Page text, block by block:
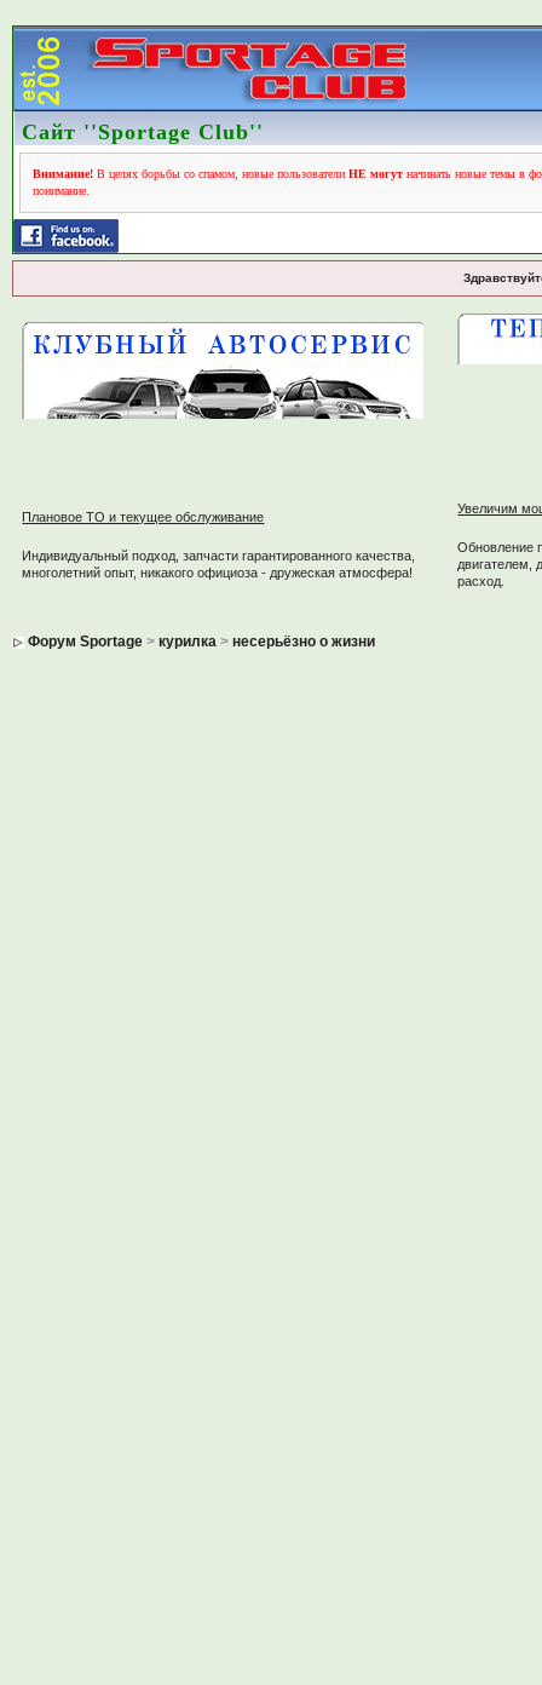
Сайт ''Sportage Club''
Внимание!В целях борьбы со спамом, новые пользователи НЕ могутначинать новые темы в
понимание.
Плановое ТО и текущее обслуживание
Индивидуальный подход, запчасти гарантированного качества,
многолетний опыт, никакого официоза - дружеская атмосфера!
Увеличим
Обновление
двигателем,
расход.
Форум Sportage> курилка> несерьёзно о жизни